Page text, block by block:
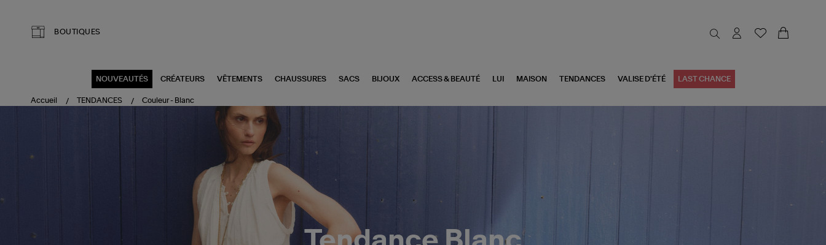
BOUTIQUES
NOUVEAUTÉS CRÉATEURS VÊTEMENTS CHAUSSURES SACS BIJOUX ACCESS & BEAUTÉ LUI MAISON TENDANCES VALISE D'ÉTÉ LAST CHANCE
Accueil TENDANCES Couleur - Blanc